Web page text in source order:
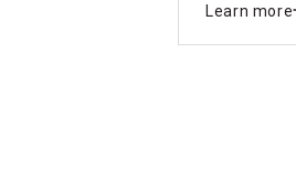
Learn more